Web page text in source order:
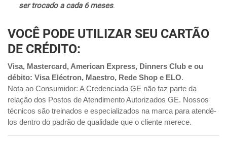
ser trocado a cada 6 meses.
VOCÊ PODE UTILIZAR SEU CARTÃO
DE CRÉDITO:
Visa, Mastercard, American Express, Dinners Club e ou
débito: Visa Eléctron, Maestro, Rede Shop e ELO.
Nota ao Consumidor: A Credenciada GE não faz parte da
relação dos Postos de Atendimento Autorizados GE. Nossos
técnicos são treinados e especializados na marca para atendê-
los dentro do padrão de qualidade que o cliente merece.